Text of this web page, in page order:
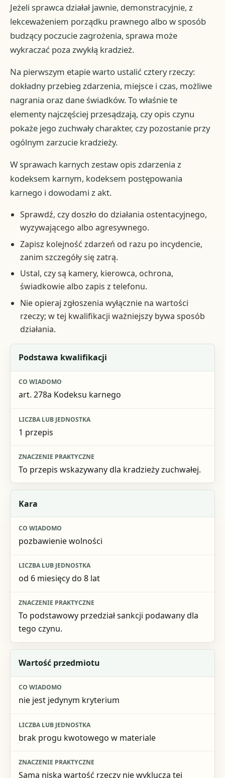
Jeżeli sprawca działał jawnie, demonstracyjnie, z
lekceważeniem porządku prawnego albo w sposób
budzący poczucie zagrożenia, sprawa może
wykraczać poza zwykłą kradzież.
Na pierwszym etapie warto ustalić cztery rzeczy:
dokładny przebieg zdarzenia, miejsce i czas, możliwe
nagrania oraz dane świadków. To właśnie te
elementy najczęściej przesądzają, czy opis czynu
pokaże jego zuchwały charakter, czy pozostanie przy
ogólnym zarzucie kradzieży.
W sprawach karnych zestaw opis zdarzenia z
kodeksem karnym, kodeksem postępowania
karnego i dowodami z akt.
Sprawdź, czy doszło do działania ostentacyjnego,
wyzywającego albo agresywnego.
Zapisz kolejność zdarzeń od razu po incydencie,
zanim szczegóły się zatrą.
Ustal, czy są kamery, kierowca, ochrona,
świadkowie albo zapis z telefonu.
Nie opieraj zgłoszenia wyłącznie na wartości
rzeczy; w tej kwalifikacji ważniejszy bywa sposób
działania.
Element
Co wiadomo
Znaczenie praktyczne
Podstawa kwalifikacji
art. 278a Kodeksu karnego
1 przepis
To przepis wskazywany dla kradzieży zuchwałej.
Kara
pozbawienie wolności
od 6 miesięcy do 8 lat
To podstawowy przedział sankcji podawany dla
tego czynu.
Wartość przedmiotu
nie jest jedynym kryterium
brak progu kwotowego w materiale
Sama niska wartość rzeczy nie wyklucza tej